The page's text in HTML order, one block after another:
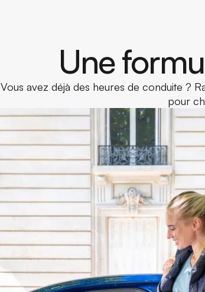
Une
Vous avez déjà des heures de conduite ?
pour